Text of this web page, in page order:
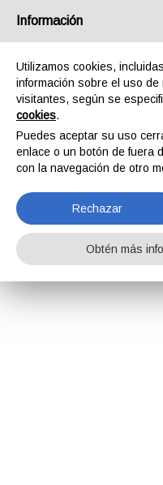
Información
Utilizamos cookies,
información sobre el uso
visitantes, según se
cookies.
Puedes aceptar su uso
enlace o un botón de fuera
con la navegación de otro
Rechazar
Obtén más